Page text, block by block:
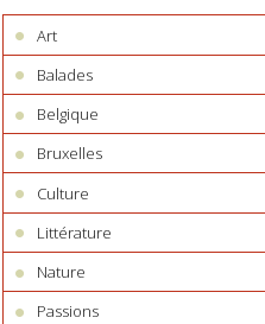
Art
Balades
Belgique
Bruxelles
Culture
Littérature
Nature
Passions